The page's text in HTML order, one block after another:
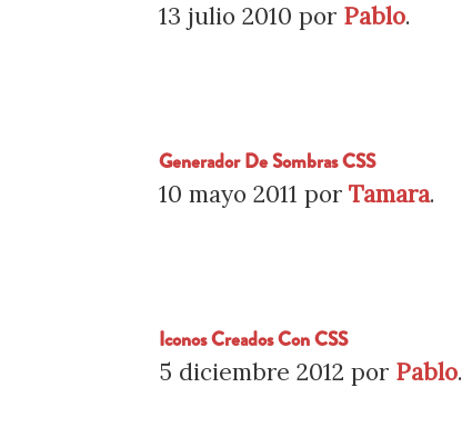
13 julio 2010 por Pablo.
Generador De Sombras CSS
10 mayo 2011 porTamara.
Iconos Creados Con CSS
5 diciembre 2012 por Pablo.